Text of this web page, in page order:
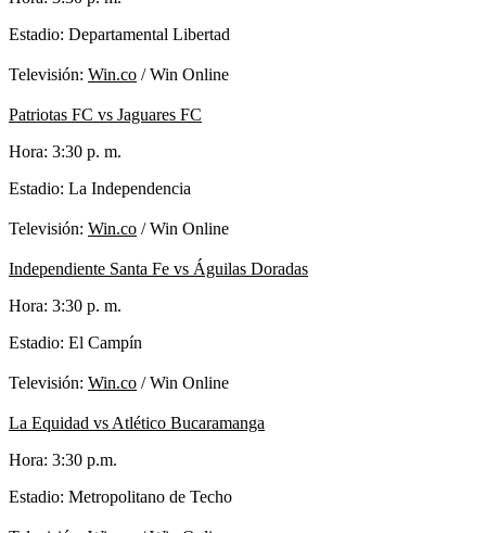
Estadio: Departamental Libertad
Televisión: Win.co / Win Online
Patriotas FC vs Jaguares FC
Hora: 3:30 p. m.
Estadio: La Independencia
Televisión: Win.co / Win Online
Independiente Santa Fe vs Águilas Doradas
Hora: 3:30 p. m.
Estadio: El Campín
Televisión: Win.co / Win Online
La Equidad vs Atlético Bucaramanga
Hora: 3:30 p.m.
Estadio: Metropolitano de Techo